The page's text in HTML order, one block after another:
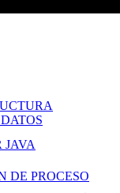
JAVA
DE PROCESO